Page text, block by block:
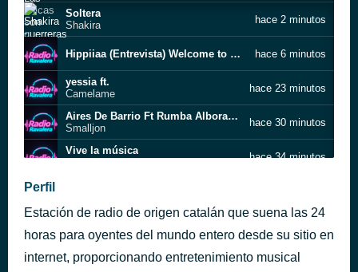
Soltera
Shakira
hace 2 minutos
Hippiiaa (Entrevista) Welcome to Hippiiaa hace 6 minutos
yessia ft.
Camelame
hace 23 minutos
Aires De Barrio Ft Rumba Alborada ( Prod Funes Beats)
Smalljon
hace 30 minutos
Vive la música
hace 34 minutos
To the Church
Two Disciples
hace 49 minutos
Perfil
Estación de radio de origen catalán que suena las 24
horas para oyentes del mundo entero desde su sitio en
internet, proporcionando entretenimiento musical